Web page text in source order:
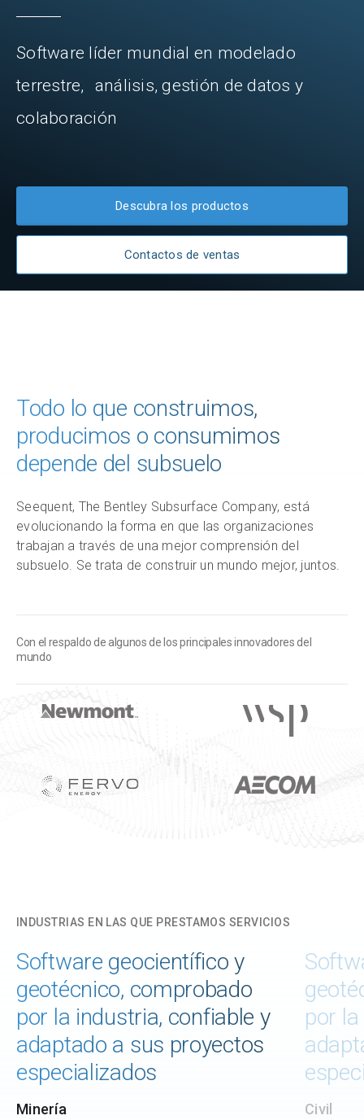
Software líder mundial en modelado
terrestre, análisis, gestión de datos y
colaboración
Descubra los productos
Contactos de ventas
Todo lo que construimos,
producimos o consumimos
depende del subsuelo
Seequent, The Bentley Subsurface Company, está
evolucionando la forma en que las organizaciones
trabajan a través de una mejor comprensión del
subsuelo. Se trata de construir un mundo mejor, juntos.
Con el respaldo de algunos de los principales innovadores del
mundo
INDUSTRIAS EN LAS QUE PRESTAMOS SERVICIOS
Software geocientífico y
geotécnico, comprobado
por la industria, confiable y
adaptado a sus proyectos
especializados
Minería
por
Civil